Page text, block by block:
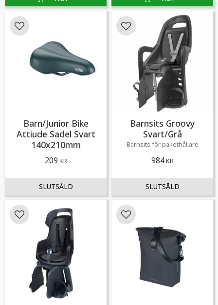
Barn/Junior Bike
Attiude Sadel Svart
140x210mm
209 KR
Lägg till i favoriter
Barnsits Groovy
Svart/Grå
Barnsits för pakethållare
984KR
Lägg till i favoriter
Lägg till i favoriter Lägg till i favoriter